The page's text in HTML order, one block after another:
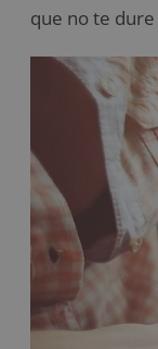
que no te dure